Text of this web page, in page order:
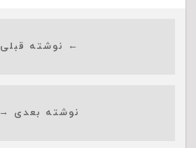
← نوشته قبلی
نوشته بعدی →